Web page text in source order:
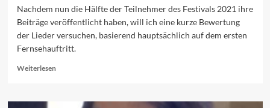
Nachdem nun die Hälfte der Teilnehmer des Festivals 2021 ihre
Beiträge veröffentlicht haben, will ich eine kurze Bewertung
der Lieder versuchen, basierend hauptsächlich auf dem ersten
Fernsehauftritt.
WeiterlesenRead